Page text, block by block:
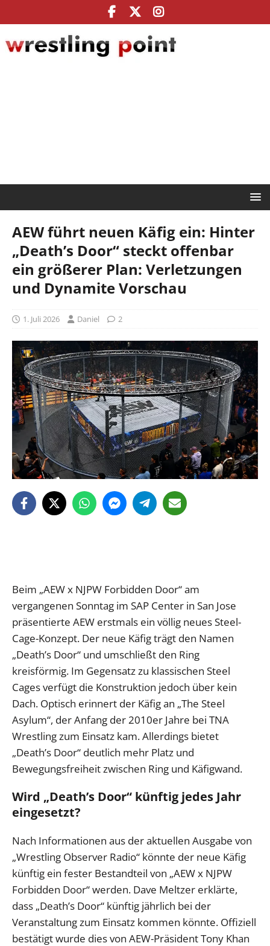
AEW führt neuen Käfig ein: Hinter
„Death’s Door“ steckt offenbar
ein größerer Plan: Verletzungen
und Dynamite Vorschau
1. Juli 2026 Daniel 2
Beim „AEW x NJPW Forbidden Door“ am
vergangenen Sonntag im SAP Center in San Jose
präsentierte AEW erstmals ein völlig neues Steel-
Cage-Konzept. Der neue Käfig trägt den Namen
„Death’s Door“ und umschließt den Ring
kreisförmig. Im Gegensatz zu klassischen Steel
Cages verfügt die Konstruktion jedoch über kein
Dach. Optisch erinnert der Käfig an „The Steel
Asylum“, der Anfang der 2010er Jahre bei TNA
Wrestling zum Einsatz kam. Allerdings bietet
„Death’s Door“ deutlich mehr Platz und
Bewegungsfreiheit zwischen Ring und Käfigwand.
Wird „Death’s Door“ künftig jedes Jahr
eingesetzt?
Nach Informationen aus der aktuellen Ausgabe von
„Wrestling Observer Radio“ könnte der neue Käfig
künftig ein fester Bestandteil von „AEW x NJPW
Forbidden Door“ werden. Dave Meltzer erklärte,
dass „Death’s Door“ künftig jährlich bei der
Veranstaltung zum Einsatz kommen könnte. Offiziell
bestätigt wurde dies von AEW-Präsident Tony Khan